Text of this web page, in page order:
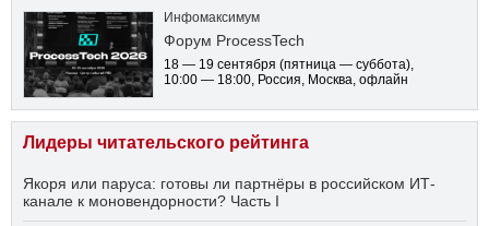
Инфомаксимум
Форум ProcessTech
18 — 19 сентября (пятница — суббота),
10:00 — 18:00, Россия, Москва, офлайн
Лидеры читательского рейтинга
Якоря или паруса: готовы ли партнёры в российском ИТ-
канале к моновендорности? Часть I